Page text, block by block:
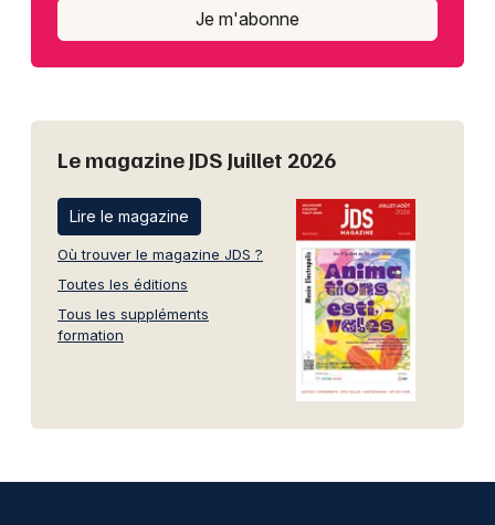
Je m'abonne
Le magazine JDS Juillet 2026
Lire le magazine
Où trouver le magazine JDS ?
Toutes les éditions
Tous les suppléments
formation